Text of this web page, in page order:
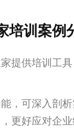
培训案例
提供培训工
，可深入剖
更好应对企